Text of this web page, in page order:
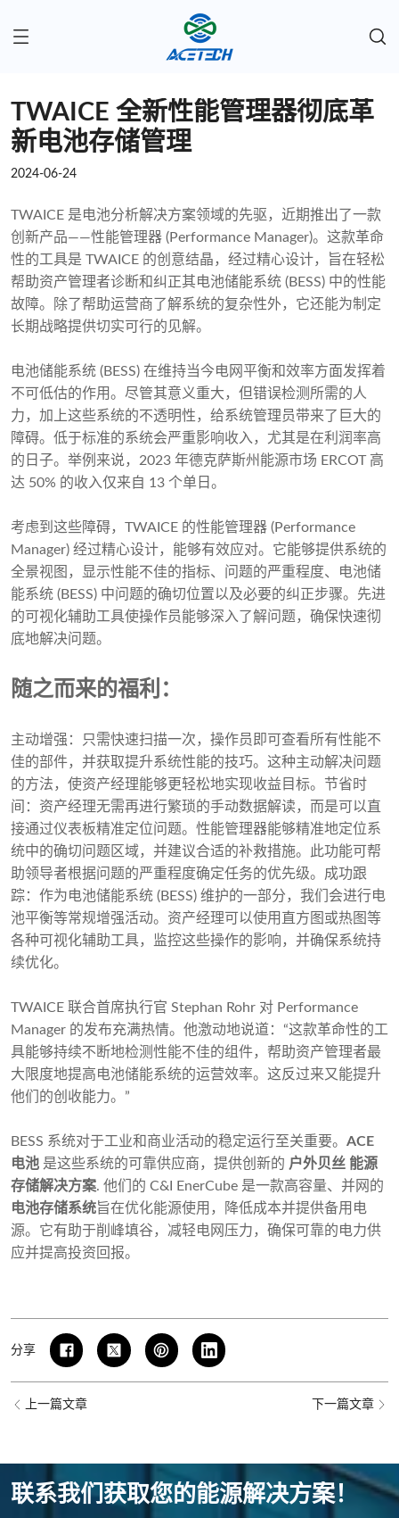
TWAICE 全新性能管理器彻底革
新电池存储管理
2024-06-24
TWAICE 是电池分析解决方案领域的先驱，近期推出了一款
创新产品——性能管理器 (Performance Manager)。这款革命
性的工具是 TWAICE 的创意结晶，经过精心设计，旨在轻松
帮助资产管理者诊断和纠正其电池储能系统 (BESS) 中的性能
故障。除了帮助运营商了解系统的复杂性外，它还能为制定
长期战略提供切实可行的见解。
电池储能系统 (BESS) 在维持当今电网平衡和效率方面发挥着
不可低估的作用。尽管其意义重大，但错误检测所需的人
力，加上这些系统的不透明性，给系统管理员带来了巨大的
障碍。低于标准的系统会严重影响收入，尤其是在利润率高
的日子。举例来说，2023 年德克萨斯州能源市场 ERCOT 高
达 50% 的收入仅来自 13 个单日。
考虑到这些障碍，TWAICE 的性能管理器 (Performance
Manager) 经过精心设计，能够有效应对。它能够提供系统的
全景视图，显示性能不佳的指标、问题的严重程度、电池储
能系统 (BESS) 中问题的确切位置以及必要的纠正步骤。先进
的可视化辅助工具使操作员能够深入了解问题，确保快速彻
底地解决问题。
随之而来的福利：
主动增强：只需快速扫描一次，操作员即可查看所有性能不
佳的部件，并获取提升系统性能的技巧。这种主动解决问题
的方法，使资产经理能够更轻松地实现收益目标。节省时
间：资产经理无需再进行繁琐的手动数据解读，而是可以直
接通过仪表板精准定位问题。性能管理器能够精准地定位系
统中的确切问题区域，并建议合适的补救措施。此功能可帮
助领导者根据问题的严重程度确定任务的优先级。成功跟
踪：作为电池储能系统 (BESS) 维护的一部分，我们会进行电
池平衡等常规增强活动。资产经理可以使用直方图或热图等
各种可视化辅助工具，监控这些操作的影响，并确保系统持
续优化。
TWAICE 联合首席执行官 Stephan Rohr 对 Performance
Manager 的发布充满热情。他激动地说道：“这款革命性的工
具能够持续不断地检测性能不佳的组件，帮助资产管理者最
大限度地提高电池储能系统的运营效率。这反过来又能提升
他们的创收能力。”
BESS 系统对于工业和商业活动的稳定运行至关重要。 ACE
电池 是这些系统的可靠供应商，提供创新的 户外贝丝 能源
存储解决方案. 他们的 C&I EnerCube 是一款高容量、并网的
电池存储系统旨在优化能源使用，降低成本并提供备用电
源。它有助于削峰填谷，减轻电网压力，确保可靠的电力供
应并提高投资回报。
分享
上一篇文章 下一篇文章
联系我们获取您的能源解决方案！